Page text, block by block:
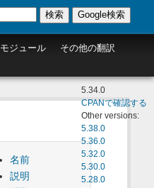
モジュール
その他の翻訳
検索 Google検索
5.34.0
CPANで確認する
Other versions:
5.38.0
5.36.0
5.32.0
5.30.0
5.28.0
名前
説明